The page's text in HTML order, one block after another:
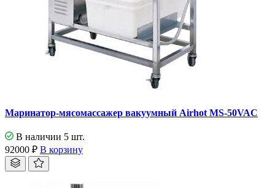
Маринатор-мясомассажер вакуумный Airhot MS-50VAC
В наличии 5 шт.
92000 ₽ В корзину